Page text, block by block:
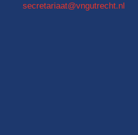
secretariaat@vngutrecht.nl